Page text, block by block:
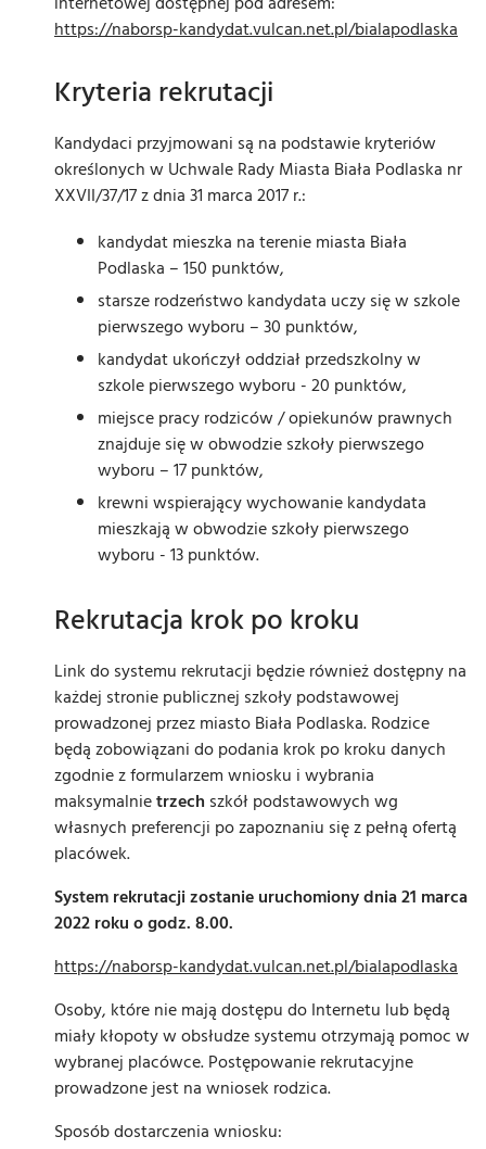
https://naborsp-kandydat.vulcan.net.pl/bialapodlaska
Kryteria rekrutacji
Kandydaci przyjmowani są na podstawie kryteriów
określonych w Uchwale Rady Miasta Biała Podlaska nr
XXVII/37/17 z dnia 31 marca 2017 r.:
kandydat mieszka na terenie miasta Biała
Podlaska – 150 punktów,
starsze rodzeństwo kandydata uczy się w szkole
pierwszego wyboru – 30 punktów,
kandydat ukończył oddział przedszkolny w
szkole pierwszego wyboru - 20 punktów,
miejsce pracy rodziców / opiekunów prawnych
znajduje się w obwodzie szkoły pierwszego
wyboru – 17 punktów,
krewni wspierający wychowanie kandydata
mieszkają w obwodzie szkoły pierwszego
wyboru - 13 punktów.
Rekrutacja krok po kroku
Link do systemu rekrutacji będzie również dostępny na
każdej stronie publicznej szkoły podstawowej
prowadzonej przez miasto Biała Podlaska. Rodzice
będą zobowiązani do podania krok po kroku danych
zgodnie z formularzem wniosku i wybrania
maksymalnietrzech szkół podstawowych wg
własnych preferencji po zapoznaniu się z pełną ofertą
placówek.
System rekrutacji zostanie uruchomiony dnia 21 marca
2022 roku o godz. 8.00.
https://naborsp-kandydat.vulcan.net.pl/bialapodlaska
Osoby, które nie mają dostępu do Internetu lub będą
miały kłopoty w obsłudze systemu otrzymają pomoc w
wybranej placówce. Postępowanie rekrutacyjne
prowadzone jest na wniosek rodzica.
Sposób dostarczenia wniosku: